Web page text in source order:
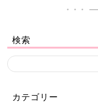
検索
カテゴリー